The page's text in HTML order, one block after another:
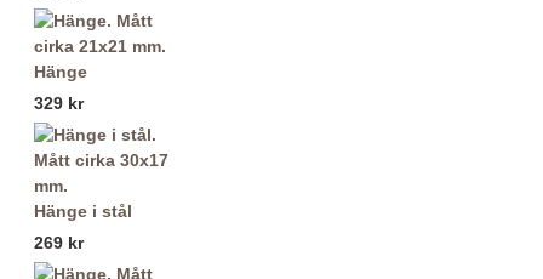
Hänge
329 kr
Hänge i stål
269 kr